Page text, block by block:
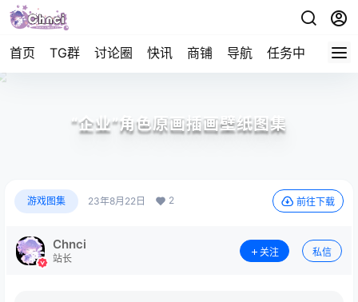
首页 TG群 讨论圈 快讯 商铺 导航 任务中心 帮助
“企业”角色原画插画壁纸图集
游戏图集 23年8月22日 2 前往下载
Chnci
站长
关注 私信